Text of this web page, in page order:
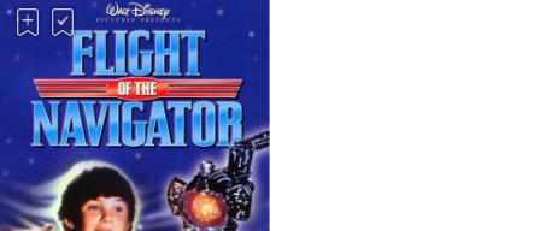
©
Scope
2020